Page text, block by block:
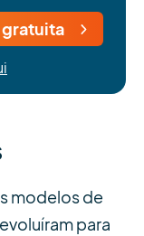
gratuita
modelos de
para